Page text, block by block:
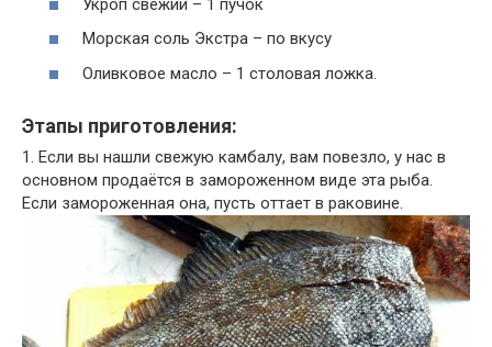
Морская соль Экстра – по вкусу
Оливковое масло – 1 столовая ложка.
Этапы приготовления:
1. Если вы нашли свежую камбалу, вам повезло, у нас в
основном продаётся в замороженном виде эта рыба.
Если замороженная она, пусть оттает в раковине.